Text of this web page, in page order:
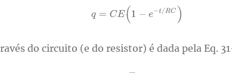
do circuito (e do resistor) é dada pela Eq.